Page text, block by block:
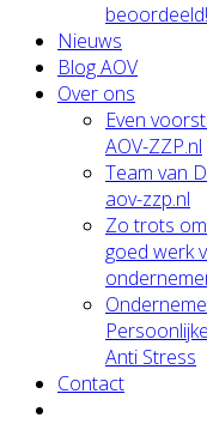
beoordeeld!
Nieuws
Blog AOV
Over ons
Even
AOV-ZZP.nl
Team van
aov-zzp.nl
Zo trots
goed werk
Anti Stress
Contact